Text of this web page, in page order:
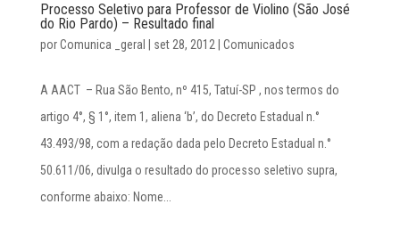
Processo Seletivo para Professor de Violino (São José
do Rio Pardo) – Resultado final
porComunica _geral set 28, 2012 Comunicados
A AACT – Rua São Bento, nº 415, Tatuí-SP , nos termos do
artigo 4°, § 1°, item 1, aliena ‘b’, do Decreto Estadual n.°
43.493/98, com a redação dada pelo Decreto Estadual n.°
50.611/06, divulga o resultado do processo seletivo supra,
conforme abaixo: Nome...